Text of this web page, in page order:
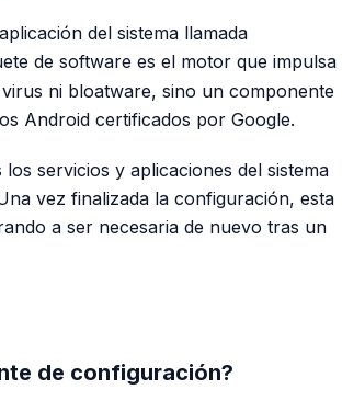
del sistema llamada
de software es el motor que impulsa
ni bloatware, sino un componente
Android certificados por Google.
servicios y aplicaciones del sistema
vez finalizada la configuración, esta
a ser necesaria de nuevo tras un
de configuración?